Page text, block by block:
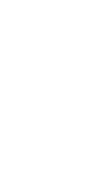
la pantalla.